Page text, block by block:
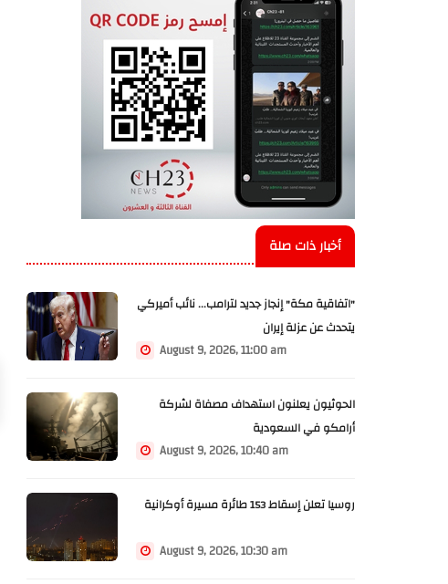
أخبار ذات صلة
"اتفاقية مكة" إنجاز جديد لترامب... نائب أميركي
يتحدث عن عزلة إيران
August 9, 2026, 11:00 am
الحوثيون يعلنون استهداف مصفاة لشركة
أرامكو في السعودية
August 9, 2026, 10:40 am
روسيا تعلن إسقاط 153 طائرة مسيرة أوكرانية
August 9, 2026, 10:30 am